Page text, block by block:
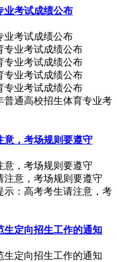
业考试成绩公布
业考试成绩公布
普通高校招生体育专业考
意，考场规则要遵守
意，考场规则要遵守
示：高考考生请注意，考
生定向招生工作的通知
生定向招生工作的通知